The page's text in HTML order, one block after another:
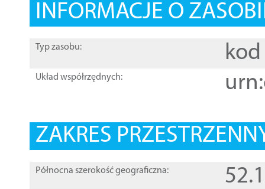
INFORMACJE O
Typ zasobu: kod
Układ współrzędnych:
ZAKRES
Północna szerokość geograficzna: